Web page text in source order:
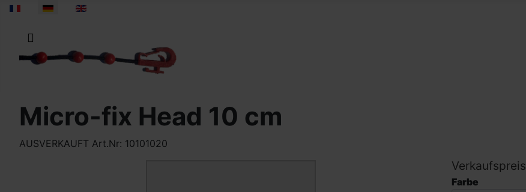
Sprache auswählen
Micro-fix Head 10 cm
AUSVERKAUFT Art.Nr: 10101020
Verkaufspreis
Farbe